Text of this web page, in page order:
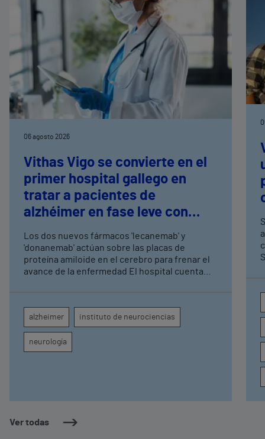
Ver todas
06 agosto 2026
Vithas Vigo se convierte en el
primer hospital gallego en
tratar a pacientes de
alzhéimer en fase leve con
terapias antiamiloide
Los dos nuevos fármacos 'lecanemab' y
'donanemab' actúan sobre las placas de
proteína amiloide en el cerebro para frenar el
avance de la enfermedad El hospital cuenta
seguimiento clínico de cada paciente
alzheimer instituto de neurociencias
neurología